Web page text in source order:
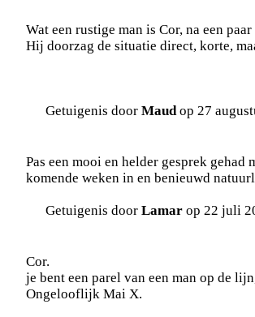
Wat een rustige man is Cor, na een
Hij doorzag de situatie direct, korte,
Getuigenis door Maudop 27
Pas een mooi en helder gesprek
komende weken in en benieuwd
Getuigenis door Lamar op 22 juli
Cor.
je bent een parel van een man op de
Ongelooflijk Mai X.